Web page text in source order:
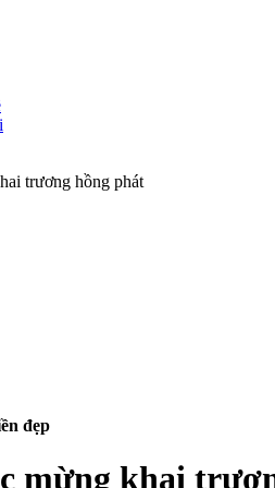
trương hồng phát
đẹp
mừng khai